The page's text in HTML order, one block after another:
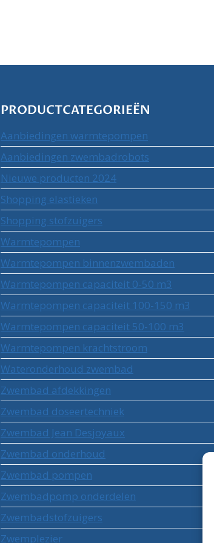
PRODUCTCATEGORIEËN
Aanbiedingen warmtepompen
Aanbiedingen zwembadrobots
Nieuwe producten 2024
Shopping elastieken
Shopping stofzuigers
Warmtepompen
Warmtepompen binnenzwembaden
Warmtepompen capaciteit 0-50 m3
Warmtepompen capaciteit 100-150 m3
Warmtepompen capaciteit 50-100 m3
Warmtepompen krachtstroom
Wateronderhoud zwembad
Zwembad afdekkingen
Zwembad doseertechniek
Zwembad Jean Desjoyaux
Zwembad onderhoud
Zwembad pompen
Zwembadpomp onderdelen
Zwembadstofzuigers
Zwemplezier